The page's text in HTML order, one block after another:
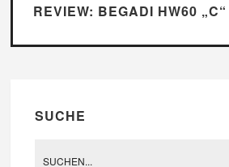
REVIEW: BEGADI HW60 „C“
SUCHE